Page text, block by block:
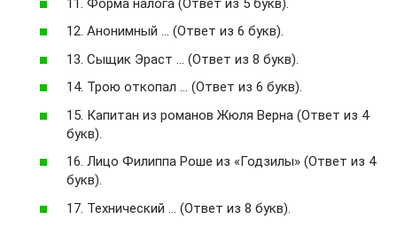
12. Анонимный … (Ответ из 6 букв).
13. Сыщик Эраст … (Ответ из 8 букв).
14. Трою откопал … (Ответ из 6 букв).
15. Капитан из романов Жюля Верна (Ответ из 4
букв).
16. Лицо Филиппа Роше из «Годзилы» (Ответ из 4
букв).
17. Технический … (Ответ из 8 букв).